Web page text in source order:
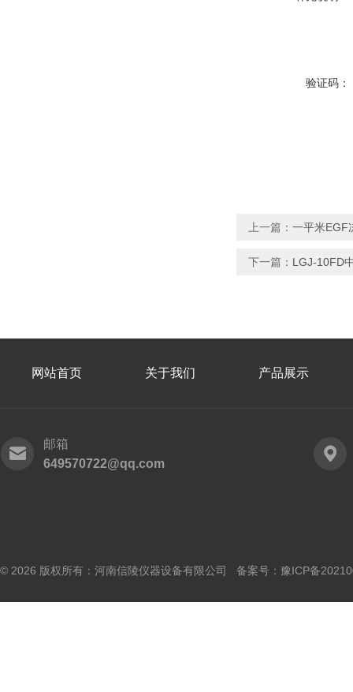
验证码：
上一篇： 一平米EGF
下一篇： LGJ-10FD
网站首页 关于我们 产品展示
邮箱
649570722@qq.com
© 2026 版权所有：河南信陵仪器设备有限公司 备案号： 豫ICP备